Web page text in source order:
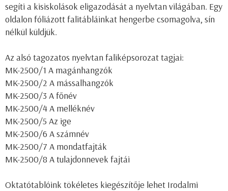
segíti a kisiskolások eligazodását a nyelvtan világában. Egy
oldalon fóliázott falitábláinkat hengerbe csomagolva, sín
nélkül küldjük.
Az alsó tagozatos nyelvtan faliképsorozat tagjai:
MK-2500/1 A magánhangzók
MK-2500/2 A mássalhangzók
MK-2500/3 A főnév
MK-2500/4 A melléknév
MK-2500/5 Az ige
MK-2500/6 A számnév
MK-2500/7 A mondatfajták
MK-2500/8 A tulajdonnevek fajtái
Oktatótablóink tökéletes kiegészítője lehet Irodalmi